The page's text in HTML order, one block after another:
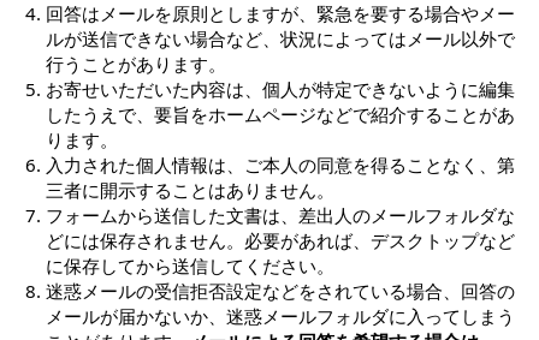
回答はメールを原則としますが、緊急を要する場合やメー
ルが送信できない場合など、状況によってはメール以外で
行うことがあります。
お寄せいただいた内容は、個人が特定できないように編集
したうえで、要旨をホームページなどで紹介することがあ
ります。
入力された個人情報は、ご本人の同意を得ることなく、第
三者に開示することはありません。
フォームから送信した文書は、差出人のメールフォルダな
どには保存されません。必要があれば、デスクトップなど
に保存してから送信してください。
迷惑メールの受信拒否設定などをされている場合、回答の
メールが届かないか、迷惑メールフォルダに入ってしまう